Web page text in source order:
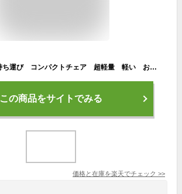
折りたたみ椅子 持ち運び コンパクトチェア 超軽量 軽い おりたたみ イス アウトドア イベント 行列 待ち時間 休憩 チル 釣り 運動会 行楽 リュックに入る 防災 災害 内海産業
この商品をサイトでみる
価格と在庫を楽天でチェック >>